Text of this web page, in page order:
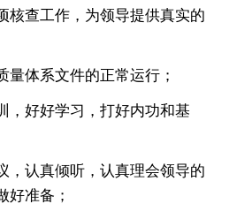
核查工作，为领导提供真实的
量体系文件的正常运行；
，好好学习，打好内功和基
，认真倾听，认真理会领导的
好准备；